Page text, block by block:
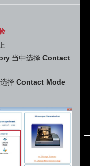
当中选择 Contact
择 Contact Mode